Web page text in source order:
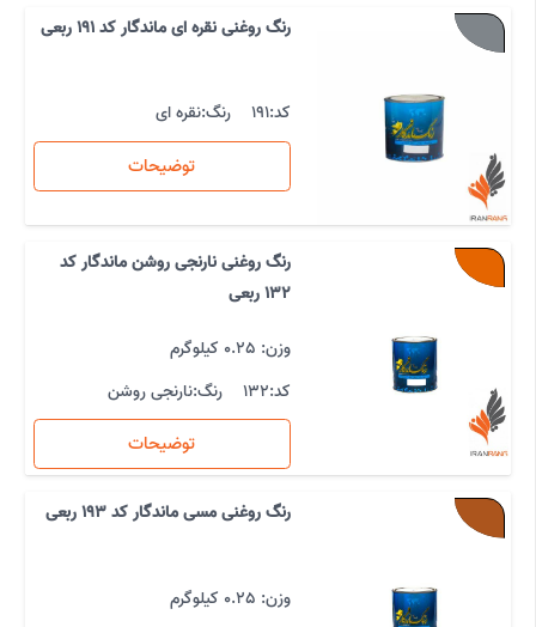
رنگ روغنی نقره ای ماندگار کد 191 ربعی
کد:191 رنگ:نقره ای
توضیحات
رنگ روغنی نارنجی روشن ماندگار کد
132 ربعی
وزن: 0.25 کیلوگرم
کد:132 رنگ:نارنجی روشن
توضیحات
رنگ روغنی مسی ماندگار کد 193 ربعی
وزن: 0.25 کیلوگرم